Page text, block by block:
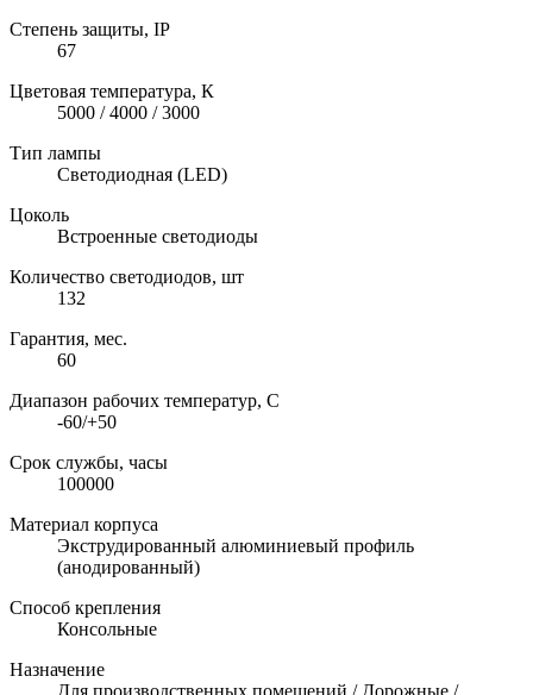
Степень защиты, IP
67
Цветовая температура, К
5000 / 4000 / 3000
Тип лампы
Светодиодная (LED)
Цоколь
Встроенные светодиоды
Количество светодиодов, шт
132
Гарантия, мес.
60
Диапазон рабочих температур, C
-60/+50
Срок службы, часы
100000
Материал корпуса
Экструдированный алюминиевый профиль
(анодированный)
Способ крепления
Консольные
Назначение
Для производственных помещений / Дорожные /